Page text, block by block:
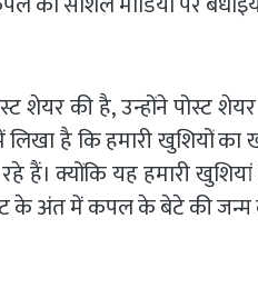
शेयर की है, उन्होंने पोस्ट
है कि हमारी खुशियों
हैं। क्योंकि यह हमारी
के अंत में कपल के बेटे की